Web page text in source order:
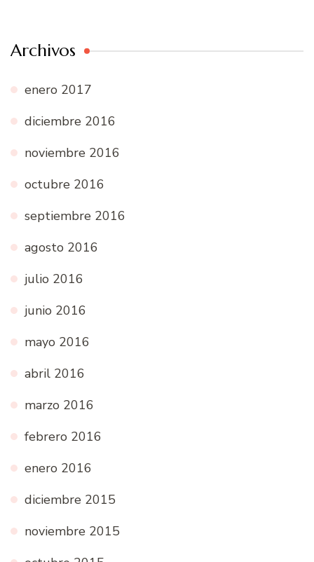
Archivos
enero 2017
diciembre 2016
noviembre 2016
octubre 2016
septiembre 2016
agosto 2016
julio 2016
junio 2016
mayo 2016
abril 2016
marzo 2016
febrero 2016
enero 2016
diciembre 2015
noviembre 2015